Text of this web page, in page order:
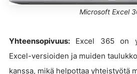
Microsoft Excel
Yhteensopivuus: Excel 365 on
Excel-versioiden ja muiden
kanssa, mikä helpottaa yhteistyötä